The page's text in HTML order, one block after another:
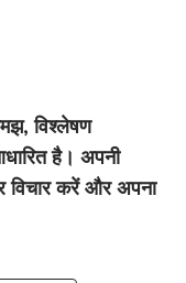
विश्लेषण
है। अपनी
विचार करें और अपना